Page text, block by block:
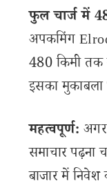
फुल चार्ज में
अपकमिंग
480 किमी तक
इसका
महत्वपूर्ण:
समाचार पढ़ना
बाजार में